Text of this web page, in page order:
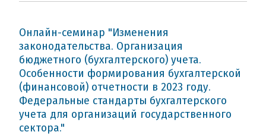
Онлайн-семинар "Изменения
законодательства. Организация
бюджетного (бухгалтерского) учета.
Особенности формирования бухгалтерской
(финансовой) отчетности в 2023 году.
Федеральные стандарты бухгалтерского
учета для организаций государственного
сектора."